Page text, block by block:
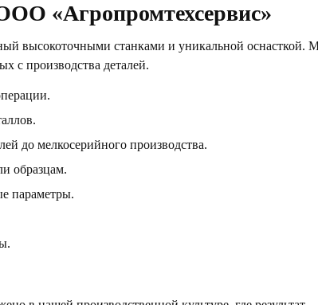
«Агропромтехсервис»
высокоточными станками и уникальной оснасткой.
с производства деталей.
до мелкосерийного производства.
образцам.
параметры.